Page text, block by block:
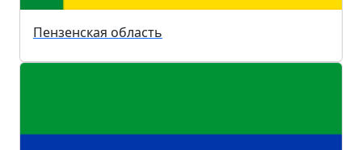
Пензенская область